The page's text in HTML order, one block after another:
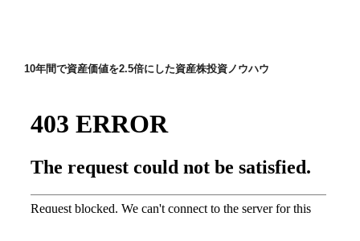
シ
ン
10年間で資産価値を2.5倍にした資産株投資ノウハウ